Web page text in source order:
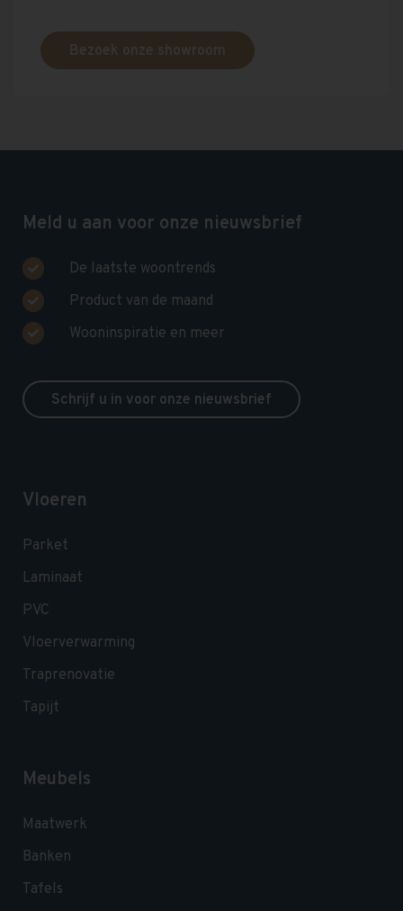
Bezoek onze showroom
Meld u aan voor onze nieuwsbrief
De laatste woontrends
Product van de maand
Wooninspiratie en meer
Schrijf u in voor onze nieuwsbrief
Vloeren
Parket
Laminaat
PVC
Vloerverwarming
Traprenovatie
Tapijt
Meubels
Maatwerk
Banken
Tafels